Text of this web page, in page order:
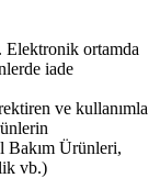
Elektronik ortamda
iade
ve kullanımla
Bakım Ürünleri,
vb.)